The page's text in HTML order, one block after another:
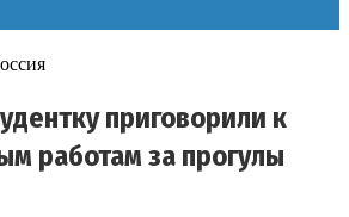
приговорили к
работам за прогулы